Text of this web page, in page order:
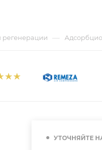
регенерации —
УТОЧНЯЙТЕ